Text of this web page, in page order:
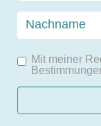
Mit meiner